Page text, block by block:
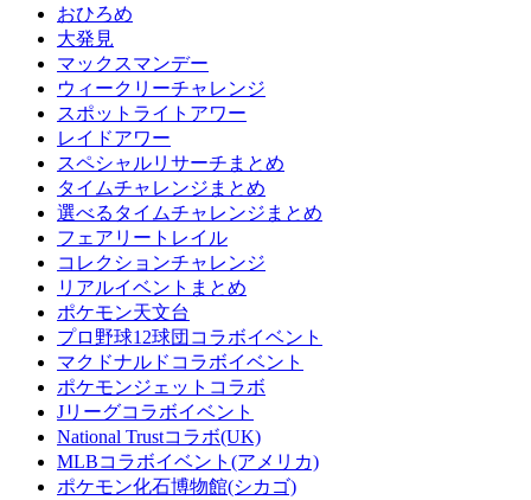
おひろめ
大発見
マックスマンデー
ウィークリーチャレンジ
スポットライトアワー
レイドアワー
スペシャルリサーチまとめ
タイムチャレンジまとめ
選べるタイムチャレンジまとめ
フェアリートレイル
コレクションチャレンジ
リアルイベントまとめ
ポケモン天文台
プロ野球12球団コラボイベント
マクドナルドコラボイベント
ポケモンジェットコラボ
Jリーグコラボイベント
National Trustコラボ(UK)
MLBコラボイベント(アメリカ)
ポケモン化石博物館(シカゴ)